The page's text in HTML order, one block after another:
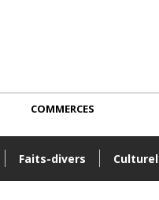
Faits-divers Culturel
COMMERCES